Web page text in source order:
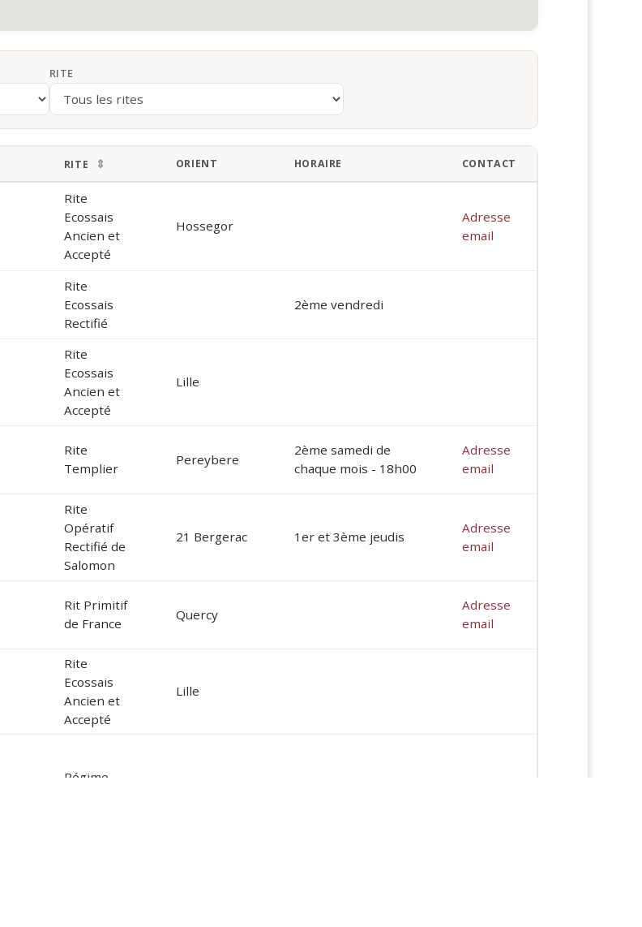
RITE
RITE ORIENT HORAIRE CONTACT
Rite
Ecossais
Ancien et
Accepté
Hossegor
Adresse
email
Rite
Ecossais
Rectifié
2ème vendredi
Rite
Ecossais
Ancien et
Accepté
Lille
Rite
Templier
Pereybere
2ème samedi de
chaque mois - 18h00
Adresse
email
Rite
Opératif
Rectifié de
Salomon
21 Bergerac 1er et 3ème jeudis
Adresse
email
Rit Primitif
de France
Quercy
Adresse
email
Rite
Ecossais
Ancien et
Accepté
Lille
Régime